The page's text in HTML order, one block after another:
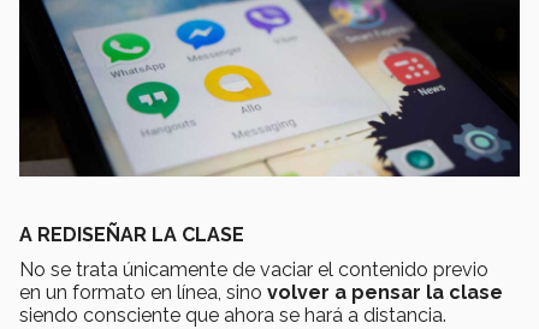
A REDISEÑAR LA CLASE
No se trata únicamente de vaciar el contenido previo
en un formato en línea, sino volver a pensar la clase
siendo consciente que ahora se hará a distancia.